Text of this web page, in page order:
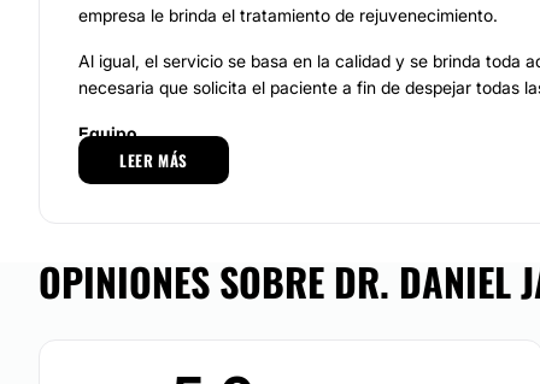
empresa le brinda el tratamiento de rejuvenecimiento.
Al igual, el servicio se basa en la calidad y se brinda toda
necesaria que solicita el paciente a fin de despejar todas
Equipo
Cuenta con medicina come el personal dispone de amplia
Además, cabe destacar que se distingue por estar
responsable de brindar una labor que permite resultados de
LEER MÁS
OPINIONES SOBRE DR. DANIEL